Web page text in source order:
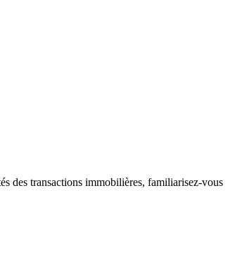
des transactions immobilières, familiarisez-vous